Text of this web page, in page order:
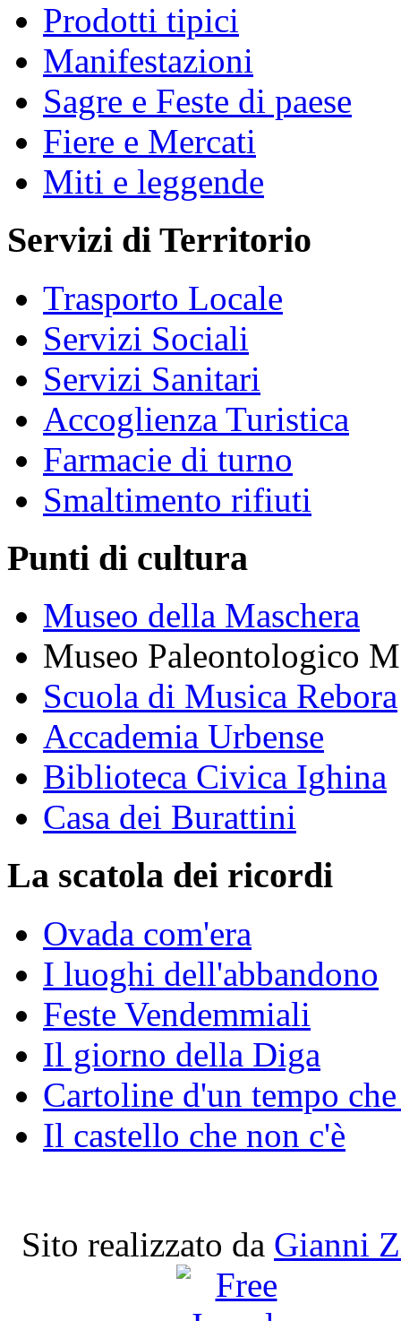
Prodotti tipici
Manifestazioni
Sagre e Feste di paese
Fiere e Mercati
Miti e leggende
Servizi di Territorio
Trasporto Locale
Servizi Sociali
Servizi Sanitari
Accoglienza Turistica
Farmacie di turno
Smaltimento rifiuti
Punti di cultura
Museo della Maschera
Museo Paleontologico
Scuola di Musica Rebora
Accademia Urbense
Biblioteca Civica Ighina
Casa dei Burattini
La scatola dei ricordi
Ovada com'era
I luoghi dell'abbandono
Feste Vendemmiali
Il giorno della Diga
Cartoline d'un tempo
Il castello che non c'è
Sito realizzato da Gianni